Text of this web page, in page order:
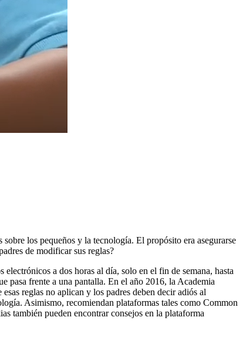
los pequeños y la tecnología. El propósito era asegurarse
de modificar sus reglas?
a dos horas al día, solo en el fin de semana, hasta
pasa frente a una pantalla. En el año 2016, la Academia
reglas no aplican y los padres deben decir adiós al
Asimismo, recomiendan plataformas tales como Common
también pueden encontrar consejos en la plataforma